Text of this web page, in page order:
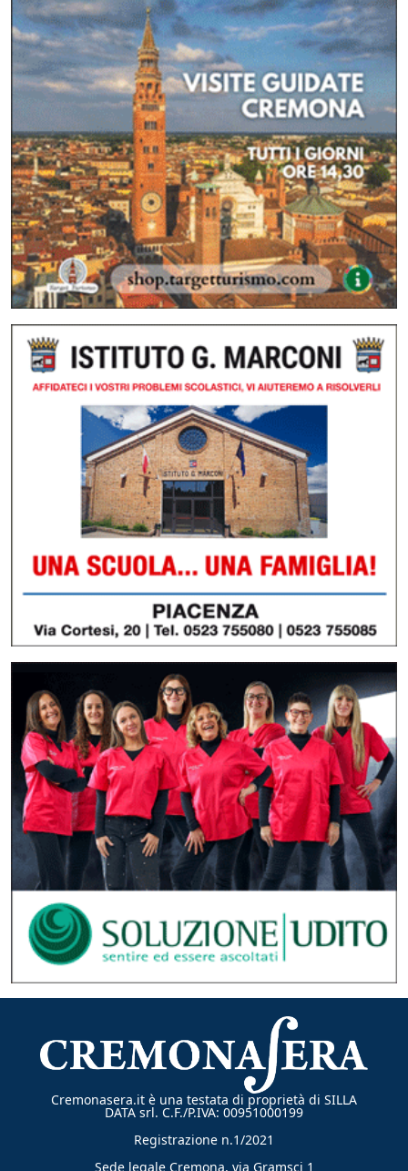
Cremonasera.it è una testata di proprietà di SILLA
DATA srl. C.F./P.IVA: 00951000199
Registrazione n.1/2021
Sede legale Cremona, via Gramsci 1